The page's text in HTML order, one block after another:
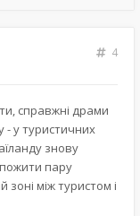
4
справжні драми
- у туристичних
знову
пожити пару
зоні між туристом і